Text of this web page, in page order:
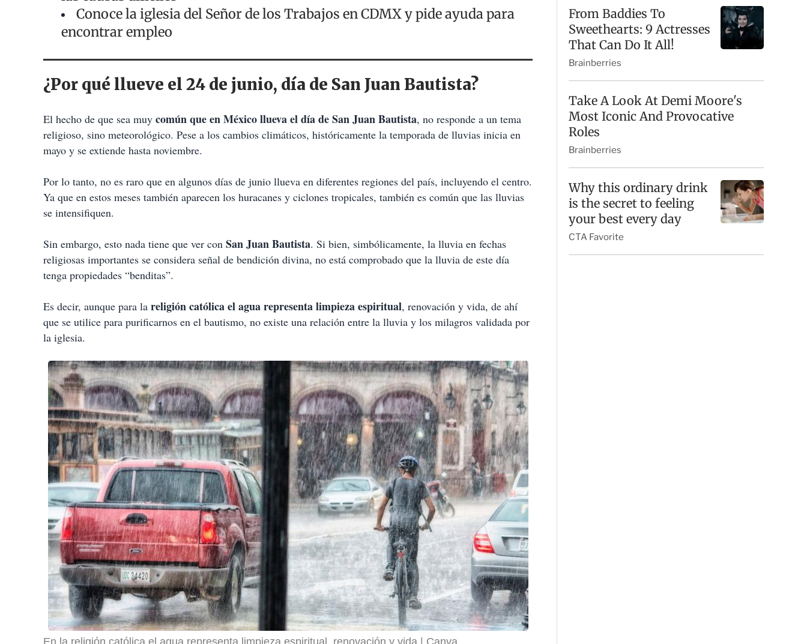
Conoce la iglesia del Señor de los Trabajos en CDMX y pide ayuda para
encontrar empleo
¿Por qué llueve el 24 de junio, día de San Juan Bautista?
El hecho de que sea muy común que en México llueva el día de San Juan Bautista, no responde a un tema
religioso, sino meteorológico. Pese a los cambios climáticos, históricamente la temporada de lluvias inicia en
mayo y se extiende hasta noviembre.
Por lo tanto, no es raro que en algunos días de junio llueva en diferentes regiones del país, incluyendo el centro.
Ya que en estos meses también aparecen los huracanes y ciclones tropicales, también es común que las lluvias
se intensifiquen.
Sin embargo, esto nada tiene que ver con San Juan Bautista. Si bien, simbólicamente, la lluvia en fechas
religiosas importantes se considera señal de bendición divina, no está comprobado que la lluvia de este día
tenga propiedades “benditas”.
Es decir, aunque para la religión católica el agua representa limpieza espiritual, renovación y vida, de ahí
que se utilice para purificarnos en el bautismo, no existe una relación entre la lluvia y los milagros validada por
la iglesia.